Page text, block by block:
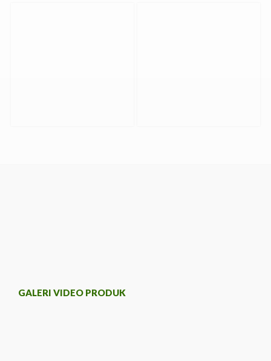
GALERI VIDEO PRODUK